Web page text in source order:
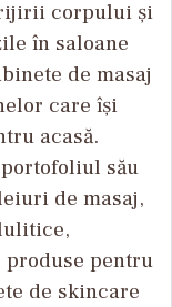
corpului și
în saloane
de masaj
care își
acasă.
său
de masaj,
pentru
de skincare